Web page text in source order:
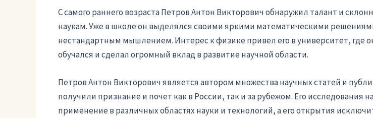
С самого раннего возраста Петров Антон Викторович обнаружил талант и
наукам. Уже в школе он выделялся своими яркими математическими
нестандартным мышлением. Интерес к физике привел его в университет, где
обучался и сделал огромный вклад в развитие научной области.
Петров Антон Викторович является автором множества научных статей и
получили признание и почет как в России, так и за рубежом. Его исследования
применение в различных областях науки и технологий, а его открытия